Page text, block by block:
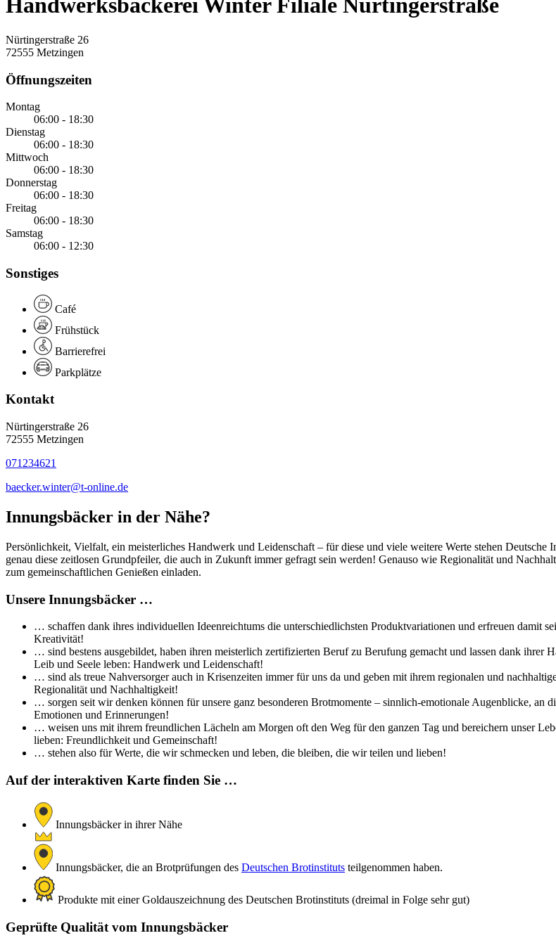
Handwerksbäckerei Winter Filiale Nürtingerstraße
Nürtingerstraße 26
72555 Metzingen
Öffnungszeiten
Montag
06:00 - 18:30
Dienstag
06:00 - 18:30
Mittwoch
06:00 - 18:30
Donnerstag
06:00 - 18:30
Freitag
06:00 - 18:30
Samstag
06:00 - 12:30
Sonstiges
Café
Frühstück
Barrierefrei
Parkplätze
Kontakt
Nürtingerstraße 26
72555 Metzingen
071234621
baecker.winter@t-online.de
Innungsbäcker in der Nähe?
Persönlichkeit, Vielfalt, ein meisterliches Handwerk und Leidenschaft – für diese und viele weitere Werte stehen Deutsche
genau diese zeitlosen Grundpfeiler, die auch in Zukunft immer gefragt sein werden! Genauso wie Regionalität und
zum gemeinschaftlichen Genießen einladen.
Unsere Innungsbäcker …
… schaffen dank ihres individuellen Ideenreichtums die unterschiedlichsten Produktvariationen und erfreuen damit
Kreativität!
… sind bestens ausgebildet, haben ihren meisterlich zertifizierten Beruf zu Berufung gemacht und lassen dank ihrer
Leib und Seele leben: Handwerk und Leidenschaft!
… sind als treue Nahversorger auch in Krisenzeiten immer für uns da und geben mit ihrem regionalen und
Regionalität und Nachhaltigkeit!
… sorgen seit wir denken können für unsere ganz besonderen Brotmomente – sinnlich-emotionale Augenblicke, an
Emotionen und Erinnerungen!
… weisen uns mit ihrem freundlichen Lächeln am Morgen oft den Weg für den ganzen Tag und bereichern unser
lieben: Freundlichkeit und Gemeinschaft!
… stehen also für Werte, die wir schmecken und leben, die bleiben, die wir teilen und lieben!
Auf der interaktiven Karte finden Sie …
Innungsbäcker in ihrer Nähe
Innungsbäcker, die an Brotprüfungen des Deutschen Brotinstituts teilgenommen haben.
Produkte mit einer Goldauszeichnung des Deutschen Brotinstituts (dreimal in Folge sehr gut)
Geprüfte Qualität vom Innungsbäcker